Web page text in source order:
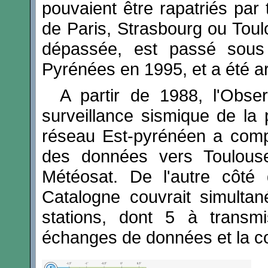
pouvaient être rapatriés
de Paris, Strasbourg ou
dépassée, est passé
Pyrénées en 1995, et a été
A partir de 1988,
surveillance sismique de la
réseau Est-pyrénéen a
des données vers
Météosat. De l'autre
Catalogne couvrait
stations, dont 5 à
échanges de données et la